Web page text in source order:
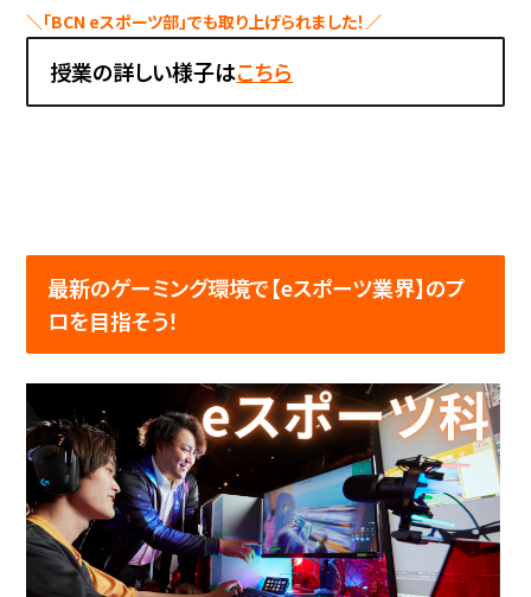
＼「BCN eスポーツ部」でも取り上げられました！／
授業の詳しい様子はこちら
最新のゲーミング環境で【eスポーツ業界】のプ
ロを目指そう！